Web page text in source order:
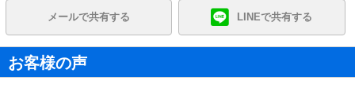
メールで共有する LINEで共有する
お客様の声